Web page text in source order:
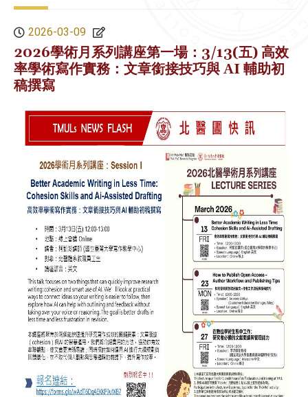
2026-03-09
2026學術月系列講座第一場：3/13(五) 高效
率學術寫作實務：文章銜接技巧與 AI 輔助初
稿撰寫